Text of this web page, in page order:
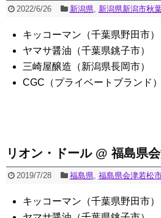
2022/6/26 新潟県, 新潟県新潟市秋
キッコーマン（千葉県野田市）
ヤマサ醤油（千葉県銚子市）
三崎屋醸造（新潟県長岡市）
CGC（プライベートブランド）
リオン・ドール @ 福島県
2019/7/28 福島県, 福島県会津若松
キッコーマン（千葉県野田市）